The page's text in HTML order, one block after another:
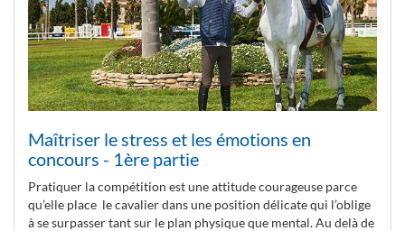
Maîtriser le stress et les émotions en
concours - 1ère partie
Pratiquer la compétition est une attitude courageuse parce
qu’elle place le cavalier dans une position délicate qui l’oblige
à se surpasser tant sur le plan physique que mental. Au delà de